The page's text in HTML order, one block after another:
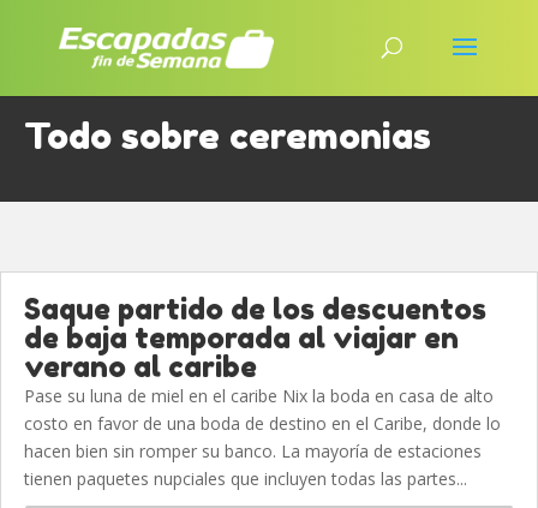
Todo sobre ceremonias
Saque partido de los descuentos
de baja temporada al viajar en
verano al caribe
Pase su luna de miel en el caribe Nix la boda en casa de alto
costo en favor de una boda de destino en el Caribe, donde lo
hacen bien sin romper su banco. La mayoría de estaciones
tienen paquetes nupciales que incluyen todas las partes...